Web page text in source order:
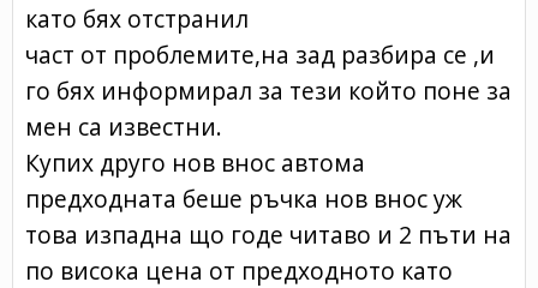
като бях отстранил
част от проблемите,на зад разбира се ,и
го бях информирал за тези който поне за
мен са известни.
Купих друго нов внос автома
предходната беше ръчка нов внос уж
това изпадна що годе читаво и 2 пъти на
по висока цена от предходното като